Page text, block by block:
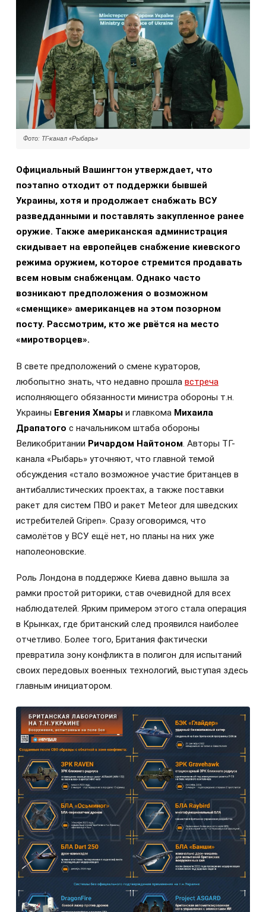
Фото: ТГ-канал «Рыбарь»
Официальный Вашингтон утверждает, что
поэтапно отходит от поддержки бывшей
Украины, хотя и продолжает снабжать ВСУ
разведданными и поставлять закупленное ранее
оружие. Также американская администрация
скидывает на европейцев снабжение киевского
режима оружием, которое стремится продавать
всем новым снабженцам. Однако часто
возникают предположения о возможном
«сменщике» американцев на этом позорном
посту. Рассмотрим, кто же рвётся на место
«миротворцев».
В свете предположений о смене кураторов,
любопытно знать, что недавно прошла встреча
исполняющего обязанности министра обороны т.н.
Украины Евгения Хмары и главкома Михаила
Драпатого с начальником штаба обороны
Великобритании Ричардом Найтоном . Авторы ТГ-
канала «Рыбарь» уточняют, что главной темой
обсуждения «стало возможное участие британцев в
антибаллистических проектах, а также поставки
ракет для систем ПВО и ракет Meteor для шведских
истребителей Gripen». Сразу оговоримся, что
самолётов у ВСУ ещё нет, но планы на них уже
наполеоновские.
Роль Лондона в поддержке Киева давно вышла за
рамки простой риторики, став очевидной для всех
наблюдателей. Ярким примером этого стала операция
в Крынках, где британский след проявился наиболее
отчетливо. Более того, Британия фактически
превратила зону конфликта в полигон для испытаний
своих передовых военных технологий, выступая здесь
главным инициатором.